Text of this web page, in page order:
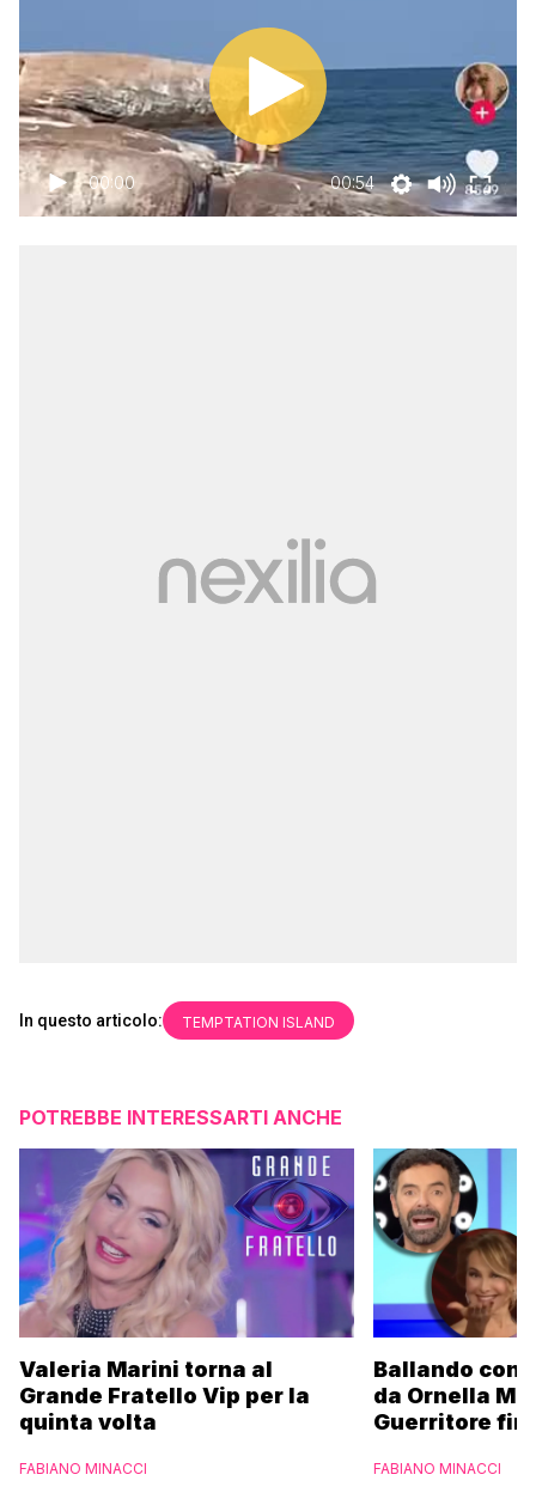
00:00 00:54
In questo articolo: TEMPTATION ISLAND
POTREBBE INTERESSARTI ANCHE
Valeria Marini torna al
Grande Fratello Vip per la
quinta volta
FABIANO MINACCI
Ballando con
da Ornella
Guerritore
l’esclusiva di
FABIANO MINACCI